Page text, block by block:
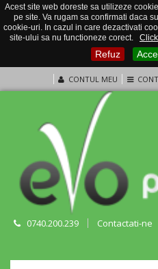
Acest site web doreste sa utilizeze
pe site. Va rugam sa confirmati daca
cookie-uri. In cazul in care dezactivati
site-ului sa nu functioneze corect.
Refuz
CONTUL MEU
0740.200.239 Contactati-ne